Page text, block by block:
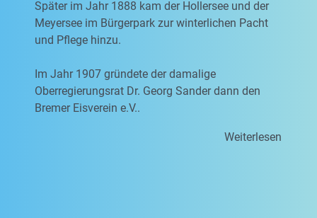
Später im Jahr 1888 kam der Hollersee und der
Meyersee im Bürgerpark zur winterlichen Pacht
und Pflege hinzu.
Im Jahr 1907 gründete der damalige
Oberregierungsrat Dr. Georg Sander dann den
Bremer Eisverein e.V..
Weiterlesen